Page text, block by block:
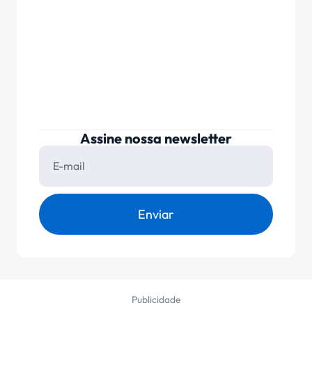
Assine nossa newsletter
Enviar
Publicidade